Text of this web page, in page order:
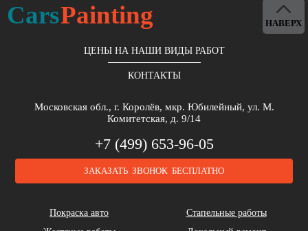
CarsPainting
ЦЕНЫ НА НАШИ ВИДЫ РАБОТ
КОНТАКТЫ
Московская обл., г. Королёв, мкр. Юбилейный, ул. М.
Комитетская, д. 9/14
+7 (499) 653-96-05
ЗАКАЗАТЬ ЗВОНОК БЕСПЛАТНО
Покраска авто
Стапельные работы
НАВЕРХ